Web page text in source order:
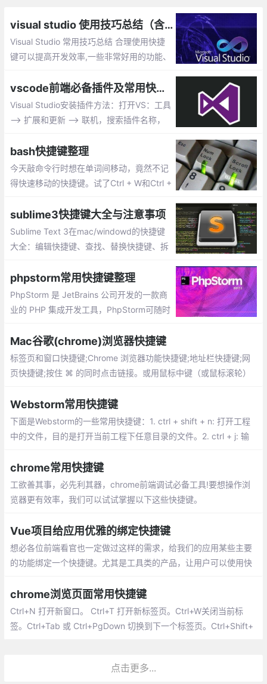
visual studio 使用技巧总结（含快捷键）
Visual Studio 常用技巧总结 合理使用快捷
键可以提高开发效率,一些非常好用的功能、
事半功备
vscode前端必备插件及常用快捷键
Visual Studio安装插件方法：打开VS：工具
--> 扩展和更新 --> 联机，搜索插件名称，
de前端必备插件及常用快捷键...
bash快捷键整理
今天敲命令行时想在单词间移动，竟然不记
得快速移动的快捷键。试了Ctrl + W和Ctrl +
终端快捷键说明图。好在很快从浏览记录中
找到了链接。Alan Skorkin将bash快捷键分
成四类，接下来一一给出。
sublime3快捷键大全与注意事项
Sublime Text 3在mac/windowd的快捷键
大全：编辑快捷键、查找、替换快捷键、拆
题与注意事项...
phpstorm常用快捷键整理
PhpStorm 是 JetBrains 公司开发的一款商
业的 PHP 集成开发工具，PhpStorm可随时
或者提供可视化debug功能。虽然快捷键是
可以自定义的，因为不同编辑器默认的快捷
键大同小异，比较符合用户习惯。
Mac谷歌(chrome)浏览器快捷键
标签页和窗口快捷键;Chrome 浏览器功能快捷键;地址栏快捷键;网
页快捷键;按住 ⌘ 的同时点击链接。或用鼠标中键（或鼠标滚轮）
Webstorm常用快捷键
下面是Webstorm的一些常用快捷键：1. ctrl + shift + n: 打开工程
中的文件，目的是打开当前工程下任意目录的文件。2. ctrl + j: 输
chrome常用快捷键
工欲善其事，必先利其器，chrome前端调试必备工具!要想操作浏
览器更有效率，我们可以试试掌握以下这些快捷键。
Vue项目给应用优雅的绑定快捷键
想必各位前端看官也一定做过这样的需求，给我们的应用某些主要
的功能绑定一个快捷键。尤其是工具类的产品，让用户可以使用快
chrome浏览页面常用快捷键
Ctrl+N 打开新窗口。 Ctrl+T 打开新标签页。Ctrl+W关闭当前标
签。Ctrl+Tab 或 Ctrl+PgDown 切换到下一个标签页。Ctrl+Shift+
点击更多...